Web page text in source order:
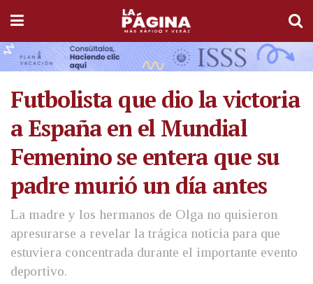
Futbolista que dio la victoria
a España en el Mundial
Femenino se entera que su
padre murió un día antes
La madre y los hermanos de Olga no quisieron
apresurarse a revelar la trágica noticia para que
estuviera concentrada durante el importante evento
deportivo.